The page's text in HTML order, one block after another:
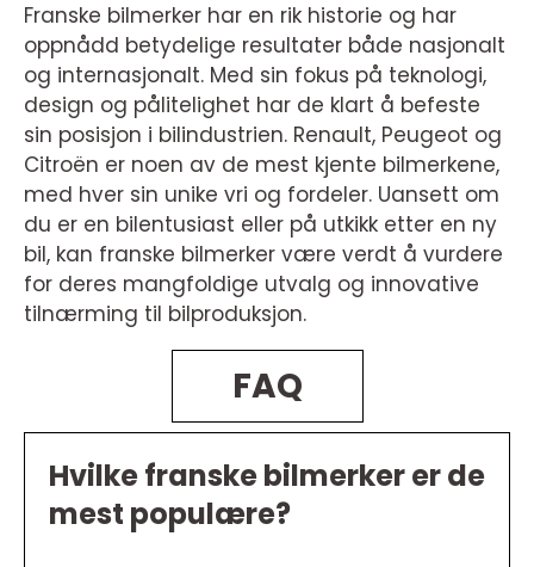
Franske bilmerker har en rik historie og har
oppnådd betydelige resultater både nasjonalt
og internasjonalt. Med sin fokus på teknologi,
design og pålitelighet har de klart å befeste
sin posisjon i bilindustrien. Renault, Peugeot og
Citroën er noen av de mest kjente bilmerkene,
med hver sin unike vri og fordeler. Uansett om
du er en bilentusiast eller på utkikk etter en ny
bil, kan franske bilmerker være verdt å vurdere
for deres mangfoldige utvalg og innovative
tilnærming til bilproduksjon.
FAQ
Hvilke franske bilmerker er de
mest populære?